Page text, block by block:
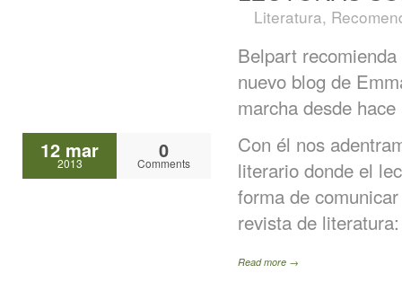
12 mar
2013
0
Comments
Literatura,
Belpart recomienda
nuevo blog de
marcha desde
Con él nos
literario donde el
forma de
revista de
Read more →